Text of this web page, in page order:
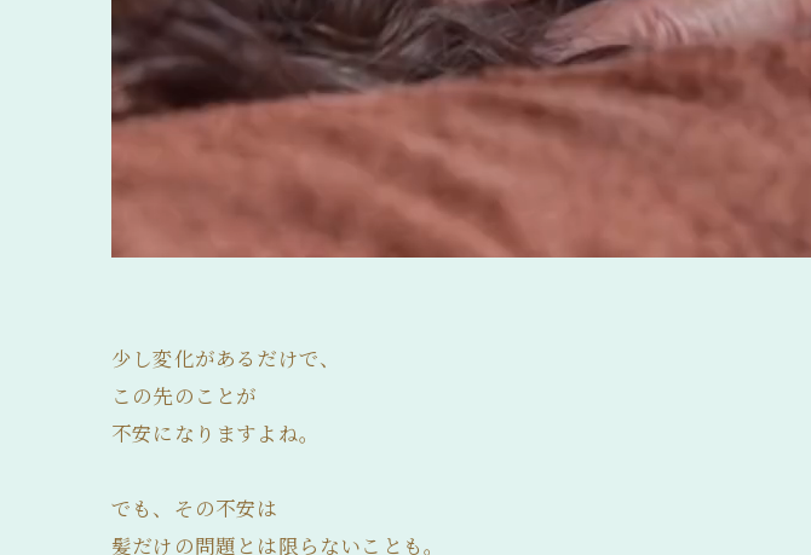
少し変化があるだけで、
この先のことが
不安になりますよね。
でも、その不安は
髪だけの問題とは限らないことも。